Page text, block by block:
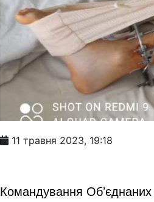
11 травня 2023, 19:18
Командування